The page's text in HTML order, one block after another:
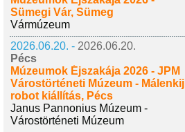
Sümegi Vár, Sümeg
Vármúzeum
2026.06.20. - 2026.06.20.
Pécs
Múzeumok Éjszakája 2026 - JPM
Várostörténeti Múzeum - Málenkij
robot kiállítás, Pécs
Janus Pannonius Múzeum -
Várostörténeti Múzeum